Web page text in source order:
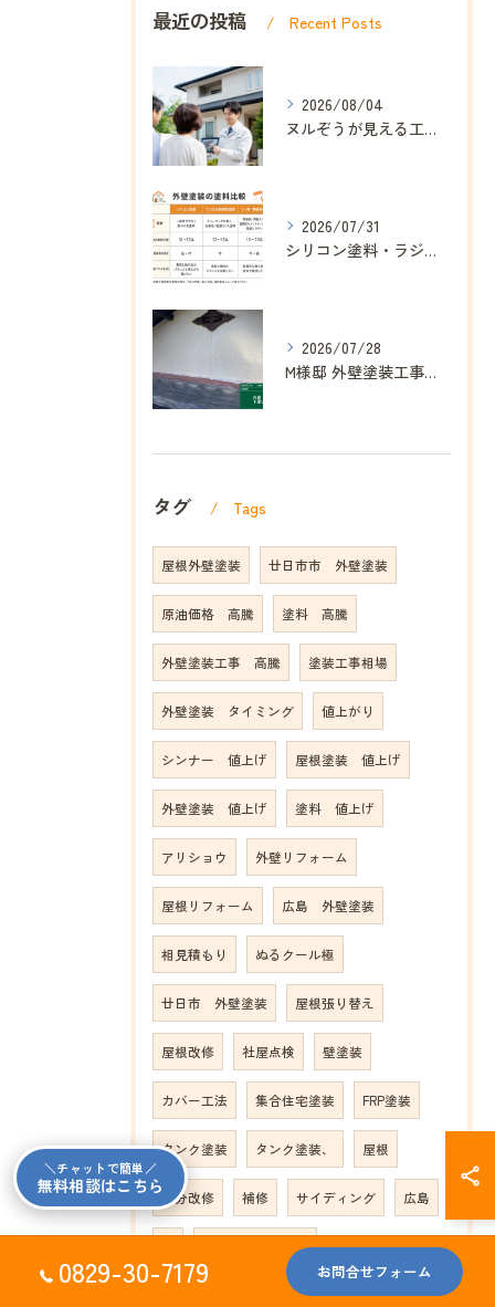
最近の投稿 Recent Posts
2026/08/04
ヌルぞうが見える工事にこだわる理由｜ドローン点検・赤外線診断で安心を分かりやすく｜ヌルぞう
2026/07/31
シリコン塗料・ラジカル塗料・フッ素塗料の違いを分かりやすく解説｜ヌルぞう
2026/07/28
M様邸 外壁塗装工事が完工しました｜明るく美しい外観へ｜ヌルぞう
タグ Tags
屋根外壁塗装 廿日市市 外壁塗装
原油価格 高騰 塗料 高騰
外壁塗装工事 高騰 塗装工事相場
外壁塗装 タイミング 値上がり
シンナー 値上げ 屋根塗装 値上げ
外壁塗装 値上げ 塗料 値上げ
アリショウ 外壁リフォーム
屋根リフォーム 広島 外壁塗装
相見積もり ぬるクール極
廿日市 外壁塗装 屋根張り替え
屋根改修 社屋点検 壁塗装
カバー工法 集合住宅塗装 FRP塗装
タンク塗装 タンク塗装、 屋根
部分改修 補修 サイディング 広島
アパート屋根塗装
現地調査 劣化
0829-30-7179 お問合せフォーム
＼チャットで簡単／
無料相談はこちら